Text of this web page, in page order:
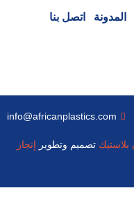
المدونة اتصل بنا
بلاستيك تصميم وتطوير إنجاز
info@africanplastics.com